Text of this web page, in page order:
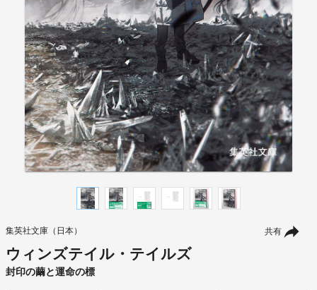
共有
集英社文庫（日本）
ウィンズテイル・テイルズ
封印の繭と運命の標